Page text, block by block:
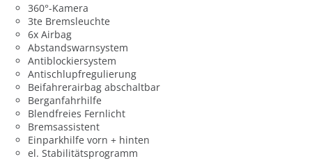
360°-Kamera
3te Bremsleuchte
6x Airbag
Abstandswarnsystem
Antiblockiersystem
Antischlupfregulierung
Beifahrerairbag abschaltbar
Berganfahrhilfe
Blendfreies Fernlicht
Bremsassistent
Einparkhilfe vorn + hinten
el. Stabilitätsprogramm